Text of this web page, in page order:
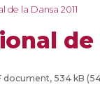
la Dansa 2011
de
document, 534 kB